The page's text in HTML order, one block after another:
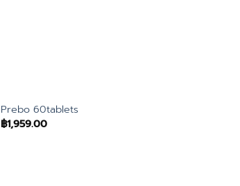
Prebo 60tablets
฿1,959.00